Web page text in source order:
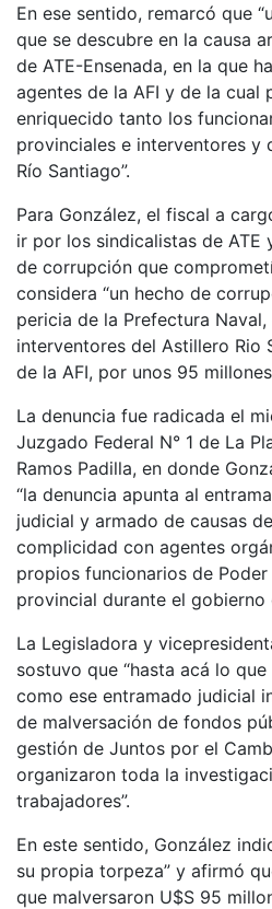
En ese sentido, remarcó que
que se descubre en la causa
de ATE-Ensenada, en la que
agentes de la AFI y de la cual
enriquecido tanto los
provinciales e interventores y
Río Santiago”.
Para González, el fiscal a
ir por los sindicalistas de ATE
de corrupción que
considera “un hecho de
pericia de la Prefectura
interventores del Astillero Rio
de la AFI, por unos 95
La denuncia fue radicada el
Juzgado Federal N° 1 de La
Ramos Padilla, en donde
“la denuncia apunta al
judicial y armado de causas
complicidad con agentes
propios funcionarios de
provincial durante el gobierno
La Legisladora y
sostuvo que “hasta acá lo
como ese entramado judicial
de malversación de fondos
gestión de Juntos por el
organizaron toda la
trabajadores”.
En este sentido, González
su propia torpeza” y afirmó
que malversaron U$S 95